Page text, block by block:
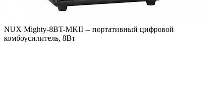
NUX Mighty-8BT-MKII -- портативный цифровой
комбоусилитель, 8Вт